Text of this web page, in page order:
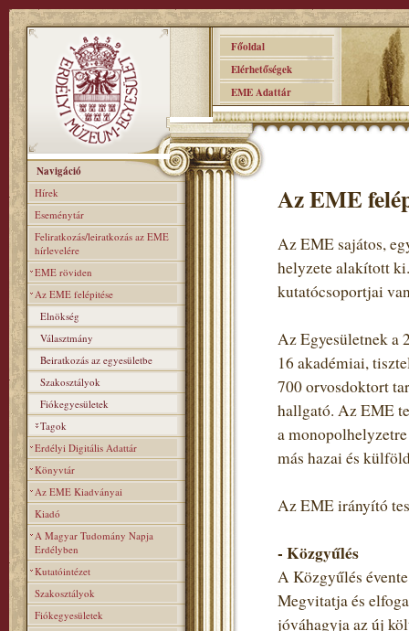
Főoldal
Elérhetőségek
EME Adattár
Navigáció
Hírek
Eseménytár
Feliratkozás/leiratkozás az EME
hírlevelére
EME röviden
Az EME felépitése
Elnökség
Választmány
Beiratkozás az egyesületbe
Szakosztályok
Fiókegyesületek
Tagok
Erdélyi Digitális Adattár
Könyvtár
Az EME Kiadványai
Kiadó
A Magyar Tudomány Napja
Erdélyben
Kutatóintézet
Szakosztályok
Fiókegyesületek
Az EME
Az EME sajátos,
helyzete alakított
kutatócsoportjai
Az Egyesületnek a
16 akadémiai,
700 orvosdoktort
hallgató. Az EME
a
más hazai és
Az EME irányító
- Közgyűlés
A Közgyűlés
Megvitatja és
jóváhagyja az új